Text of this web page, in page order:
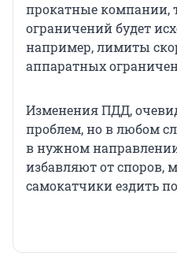
прокатные компании,
ограничений будет
например, лимиты
аппаратных
Изменения ПДД,
проблем, но в любом
в нужном
избавляют от споров,
самокатчики ездить